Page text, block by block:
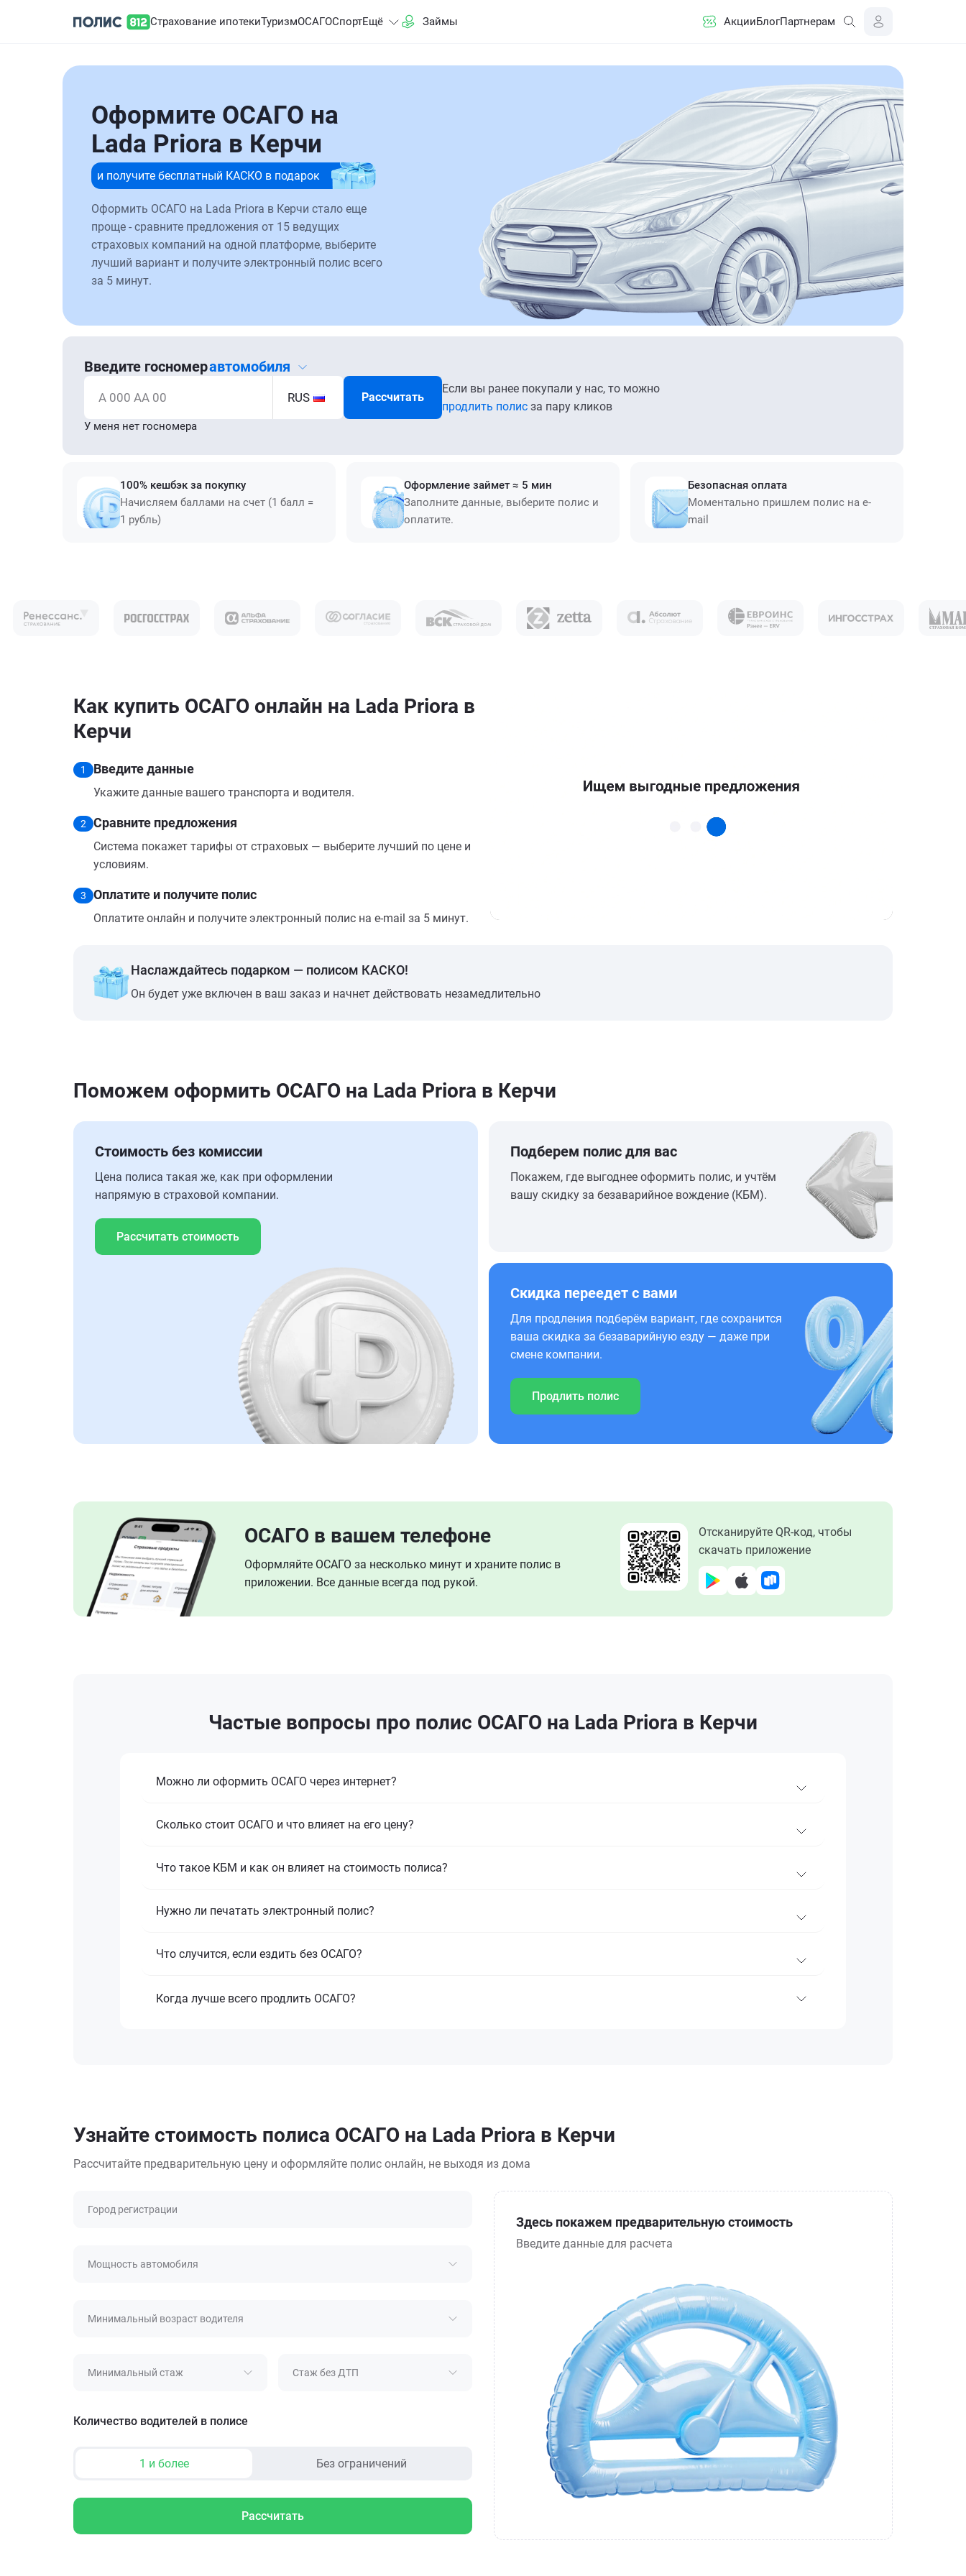
Страхование ипотекиТуризмОСАГОСпортЕщё Займы АкцииБлогПартнерам
Оформите ОСАГО на
Lada Priora в Керчи
и получите бесплатный КАСКО в подарок
Оформить ОСАГО на Lada Priora в Керчи стало еще
проще - сравните предложения от 15 ведущих
страховых компаний на одной платформе, выберите
лучший вариант и получите электронный полис всего
за 5 минут.
Введите госномеравтомобиля
А 000 АА 00 RUS Рассчитать
Если вы ранее покупали у нас, то можно
продлить полис за пару кликов
У меня нет госномера
100% кешбэк за покупку
Начисляем баллами на счет (1 балл =
1 рубль)
Оформление займет ≈ 5 мин
Заполните данные, выберите полис и
оплатите.
Безопасная оплата
Моментально пришлем полис на e-
mail
Как купить ОСАГО онлайн на Lada Priora в
Керчи
1 Введите данные
Укажите данные вашего транспорта и водителя.
2 Сравните предложения
Система покажет тарифы от страховых — выберите лучший по цене и
условиям.
3 Оплатите и получите полис
Оплатите онлайн и получите электронный полис на e-mail за 5 минут.
Наслаждайтесь подарком — полисом КАСКО!
Он будет уже включен в ваш заказ и начнет действовать незамедлительно
Поможем оформить ОСАГО на Lada Priora в Керчи
Стоимость без комиссии
Цена полиса такая же, как при оформлении
напрямую в страховой компании.
Рассчитать стоимость
Подберем полис для вас
Покажем, где выгоднее оформить полис, и учтём
вашу скидку за безаварийное вождение (КБМ).
Скидка переедет с вами
Для продления подберём вариант, где сохранится
ваша скидка за безаварийную езду — даже при
смене компании.
Продлить полис
ОСАГО в вашем телефоне
Оформляйте ОСАГО за несколько минут и храните полис в
приложении. Все данные всегда под рукой.
Отсканируйте QR-код, чтобы
скачать приложение
Частые вопросы про полис ОСАГО на Lada Priora в Керчи
Можно ли оформить ОСАГО через интернет?
Сколько стоит ОСАГО и что влияет на его цену?
Что такое КБМ и как он влияет на стоимость полиса?
Нужно ли печатать электронный полис?
Что случится, если ездить без ОСАГО?
Когда лучше всего продлить ОСАГО?
Узнайте стоимость полиса ОСАГО на Lada Priora в Керчи
Рассчитайте предварительную цену и оформляйте полис онлайн, не выходя из дома
Город регистрации
Мощность автомобиля
Минимальный возраст водителя
Минимальный стаж Стаж без ДТП
Количество водителей в полисе
1 и более Без ограничений
Рассчитать
Здесь покажем предварительную стоимость
Введите данные для расчета